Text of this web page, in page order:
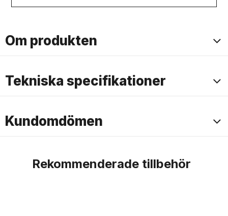
Om produkten
Tekniska specifikationer
Kundomdömen
Rekommenderade tillbehör